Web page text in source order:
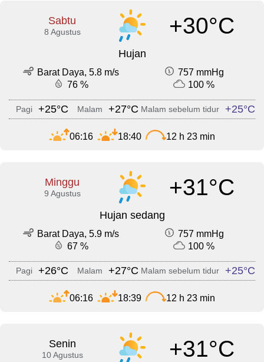
Sabtu
8 Agustus +30°C
Hujan
Barat Daya, 5.8 m/s
757 mmHg
76 %
100 %
Pagi +25°C Malam +27°C Malam sebelum tidur +25°C
06:16 18:40 12 h 23 min
Minggu
9 Agustus +31°C
Hujan sedang
Barat Daya, 5.9 m/s
757 mmHg
67 %
100 %
Pagi +26°C Malam +27°C Malam sebelum tidur +25°C
06:16 18:39 12 h 23 min
Senin
10 Agustus +31°C